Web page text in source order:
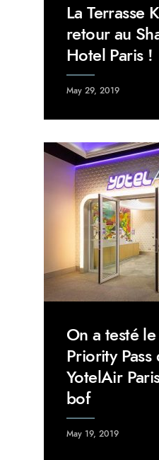
La Terrasse
retour au
Hotel Paris !
May 29, 2019
On a testé
Priority Pass
YotelAir
bof
May 19, 2019